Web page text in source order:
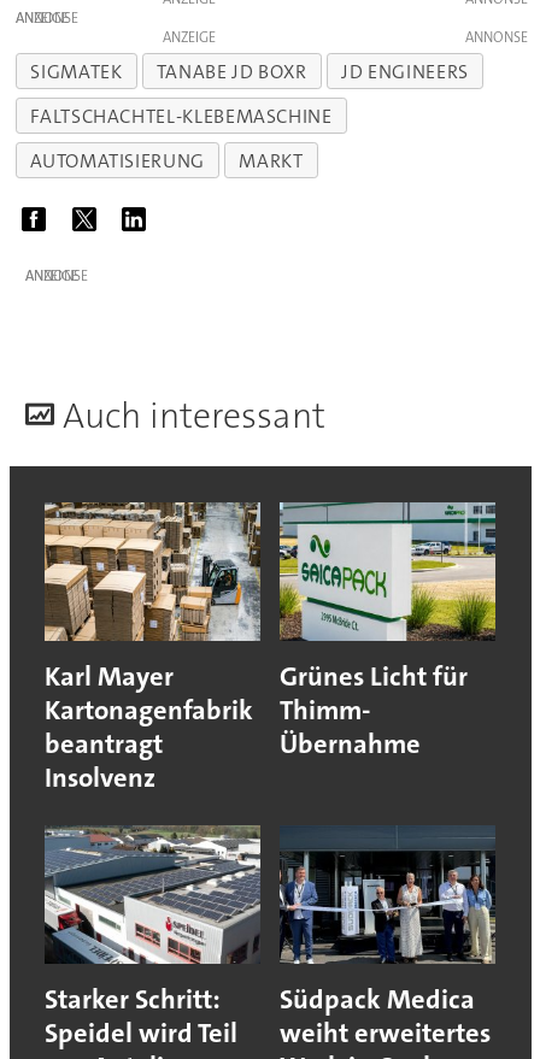
ANZEIGE
ANZEIGE
SIGMATEK TANABE JD BOXR
JD ENGINEERS
FALTSCHACHTEL-KLEBEMASCHINE
AUTOMATISIERUNG
MARKT
ANZEIGE
Auch interessant
Karl Mayer
Kartonagenfabrik
beantragt
Insolvenz
Grünes Licht für
Thimm-
Übernahme
Starker Schritt:
Speidel wird Teil
Südpack Medica
weiht erweitertes